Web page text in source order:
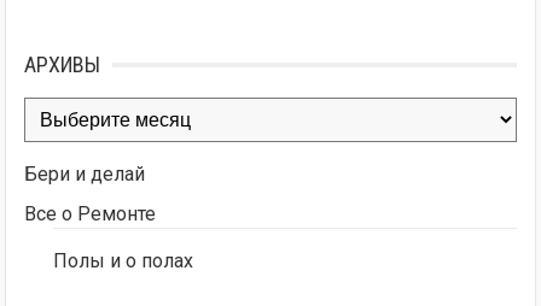
АРХИВЫ
Архивы
Бери и делай
Все о Ремонте
Полы и о полах